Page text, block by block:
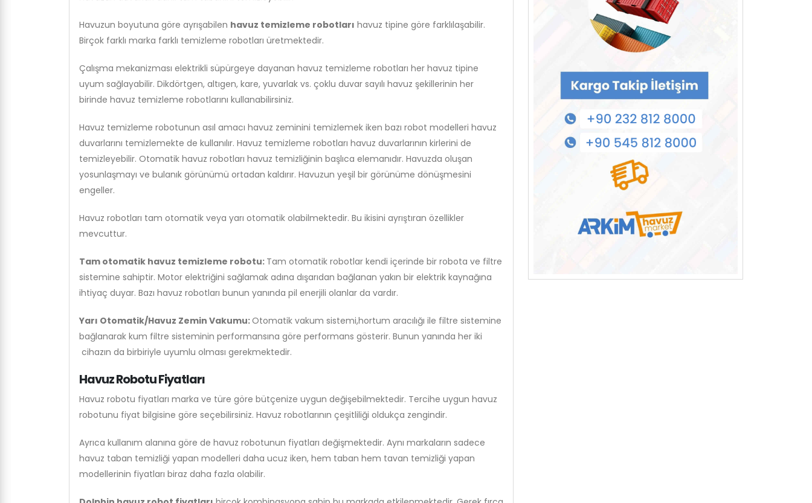
Havuzun boyutuna göre ayrışabilen havuz temizleme robotları havuz tipine göre farklılaşabilir.
Birçok farklı marka farklı temizleme robotları üretmektedir.
Çalışma mekanizması elektrikli süpürgeye dayanan havuz temizleme robotları her havuz tipine
uyum sağlayabilir. Dikdörtgen, altıgen, kare, yuvarlak vs. çoklu duvar sayılı havuz şekillerinin her
birinde havuz temizleme robotlarını kullanabilirsiniz.
Havuz temizleme robotunun asıl amacı havuz zeminini temizlemek iken bazı robot modelleri havuz
duvarlarını temizlemekte de kullanılır. Havuz temizleme robotları havuz duvarlarının kirlerini de
temizleyebilir. Otomatik havuz robotları havuz temizliğinin başlıca elemanıdır. Havuzda oluşan
yosunlaşmayı ve bulanık görünümü ortadan kaldırır. Havuzun yeşil bir görünüme dönüşmesini
engeller.
Havuz robotları tam otomatik veya yarı otomatik olabilmektedir. Bu ikisini ayrıştıran özellikler
mevcuttur.
Tam otomatik havuz temizleme robotu: Tam otomatik robotlar kendi içerinde bir robota ve filtre
sistemine sahiptir. Motor elektriğini sağlamak adına dışarıdan bağlanan yakın bir elektrik kaynağına
ihtiyaç duyar. Bazı havuz robotları bunun yanında pil enerjili olanlar da vardır.
Yarı Otomatik/Havuz Zemin Vakumu:Otomatik vakum sistemi,hortum aracılığı ile filtre sistemine
bağlanarak kum filtre sisteminin performansına göre performans gösterir. Bunun yanında her iki
cihazın da birbiriyle uyumlu olması gerekmektedir.
Havuz Robotu Fiyatları
Havuz robotu fiyatları marka ve türe göre bütçenize uygun değişebilmektedir. Tercihe uygun havuz
robotunu fiyat bilgisine göre seçebilirsiniz. Havuz robotlarının çeşitliliği oldukça zengindir.
Ayrıca kullanım alanına göre de havuz robotunun fiyatları değişmektedir. Aynı markaların sadece
havuz taban temizliği yapan modelleri daha ucuz iken, hem taban hem tavan temizliği yapan
modellerinin fiyatları biraz daha fazla olabilir.